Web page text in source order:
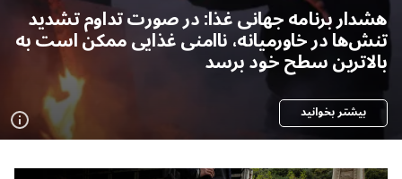
هشدار برنامه جهانی غذا: در صورت تداوم تشدید
تنش‌ها در خاورمیانه، ناامنی غذایی ممکن است به
بالاترین سطح خود برسد
بیشتر بخوانید